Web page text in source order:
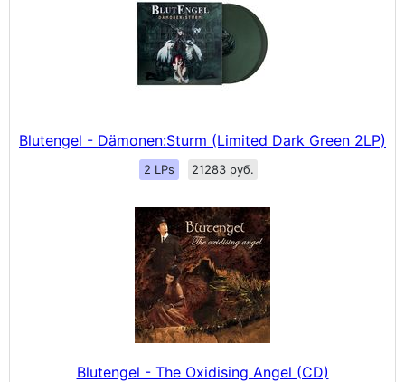
Blutengel - Dämonen:Sturm (Limited Dark Green 2LP)
2 LPs 21283 руб.
Blutengel - The Oxidising Angel (CD)